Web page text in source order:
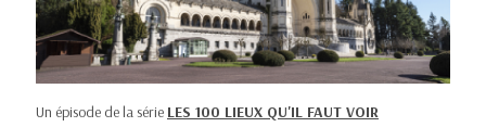
Un épisode de la série LES 100 LIEUX QU'IL FAUT VOIR